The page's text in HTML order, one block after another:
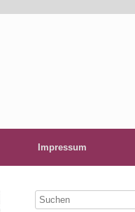
Impressum